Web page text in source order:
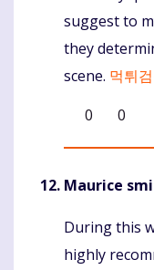
suggest to
they
scene. 먹튀
0
0
Maurice
Komentaras
During this
highly